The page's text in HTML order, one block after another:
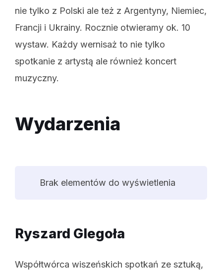
nie tylko z Polski ale też z Argentyny, Niemiec,
Francji i Ukrainy. Rocznie otwieramy ok. 10
wystaw. Każdy wernisaż to nie tylko
spotkanie z artystą ale również koncert
muzyczny.
Wydarzenia
Brak elementów do wyświetlenia
Ryszard Glegoła
Współtwórca wiszeńskich spotkań ze sztuką,